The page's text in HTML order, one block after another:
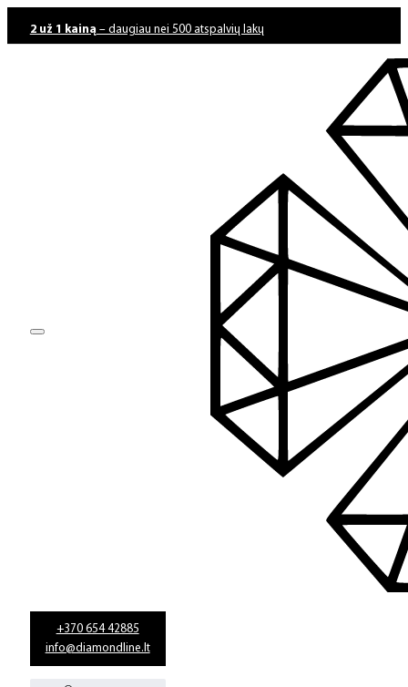
2 už 1 kainą – daugiau nei 500 atspalvių lakų
+370 654 42885
info@diamondline.lt